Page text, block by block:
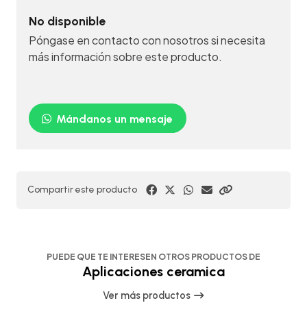
No disponible
Póngase en contacto con nosotros si necesita
más información sobre este producto.
Mándanos un mensaje
Compartir este producto
PUEDE QUE TE INTERESEN OTROS PRODUCTOS DE
Aplicaciones ceramica
Ver más productos